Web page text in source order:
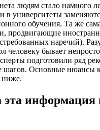
людям стало намного
в университеты
обучения. Та же
продвигающие
наречий).
человеку бывает непросто
подготовили ряд
шагов. Основные нюансы
ниже.
эта информация